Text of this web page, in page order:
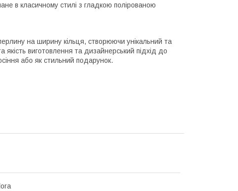
в класичному стилі з гладкою полірованою
на ширину кільця, створюючи унікальний та
виготовлення та дизайнерський підхід до
або як стильний подарунок.